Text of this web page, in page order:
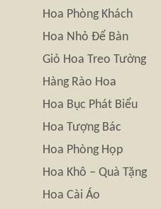
Hoa Phòng Khách
Hoa Nhỏ Để Bàn
Giỏ Hoa Treo Tường
Hàng Rào Hoa
Hoa Bục Phát Biểu
Hoa Tượng Bác
Hoa Phòng Họp
Hoa Khô – Quà Tặng
Hoa Cài Áo